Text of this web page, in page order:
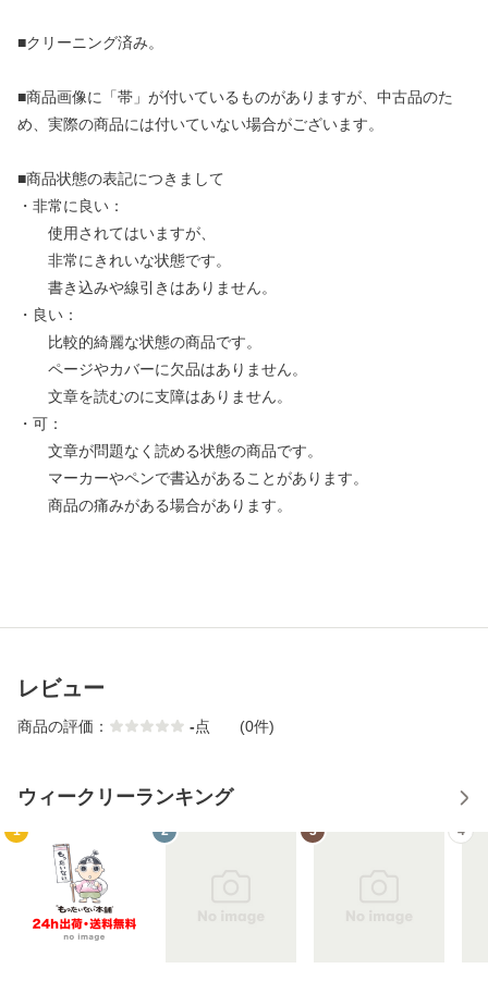
■クリーニング済み。
■商品画像に「帯」が付いているものがありますが、中古品のた
め、実際の商品には付いていない場合がございます。
■商品状態の表記につきまして
・非常に良い：
使用されてはいますが、
非常にきれいな状態です。
書き込みや線引きはありません。
・良い：
比較的綺麗な状態の商品です。
ページやカバーに欠品はありません。
文章を読むのに支障はありません。
・可：
文章が問題なく読める状態の商品です。
マーカーやペンで書込があることがあります。
商品の痛みがある場合があります。
レビュー
商品の評価： -点 (0件)
ウィークリーランキング
1 2 3 4